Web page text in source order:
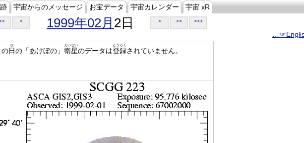
宇宙からのメッセージ お宝データ 宇宙カレンダー 宇宙 xR
< 1999年02月 2日 > >> >>>
の日
ひ
の「あけぼの」 衛星
えいせい
のデータは登録
とうろく
されていません。